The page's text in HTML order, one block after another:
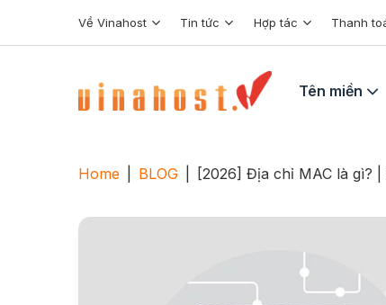
Về Vinahost Tin tức Hợp tác Thanh
Tên miền
Home BLOG [2026] Địa chỉ MAC là gì?